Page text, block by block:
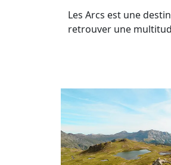
Les Arcs est une
retrouver une